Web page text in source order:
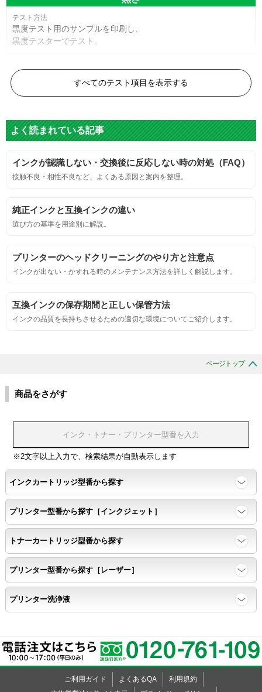
黒度テスト用のサンプルを印刷し、
黒度テスターでテスト。
黒度の技術基準に適合する。
標準カラーサンプルを印刷する。
鮮やか、リアル、彩度、シャープなど、
におい
互換性
色同士のにじみがないこと。
浸透性
浸透性テスト用のサンプルを印刷する。
任意の色を背景として使用し、
背景と違う色で8号サイズのArialフォントで
鮮明に印刷できること。
速乾性
互換性テストサンプルを5ページ連続印刷する。
飛び散り
標準カラーサンプル /
すべてのテスト項目を表示する
よく読まれている記事
インクが認識しない・交換後に反応しない時の対処（FAQ）
接触不良・相性不良など、よくある原因と案内を整理。
純正インクと互換インクの違い
選び方の基準を用途別に解説。
プリンターのヘッドクリーニングのやり方と注意点
インクが出ない・かすれる時のメンテナンス方法を詳しく解説します。
互換インクの保存期間と正しい保管方法
インクの品質を長持ちさせるための適切な環境についてご紹介します。
ページトップ
商品をさがす
※2文字以上入力で、検索結果が自動表示します
インクカートリッジ型番から探す
プリンター型番から探す［インクジェット］
トナーカートリッジ型番から探す
プリンター型番から探す［レーザー］
プリンター洗浄液
ご利用ガイド よくあるQA
利用規約